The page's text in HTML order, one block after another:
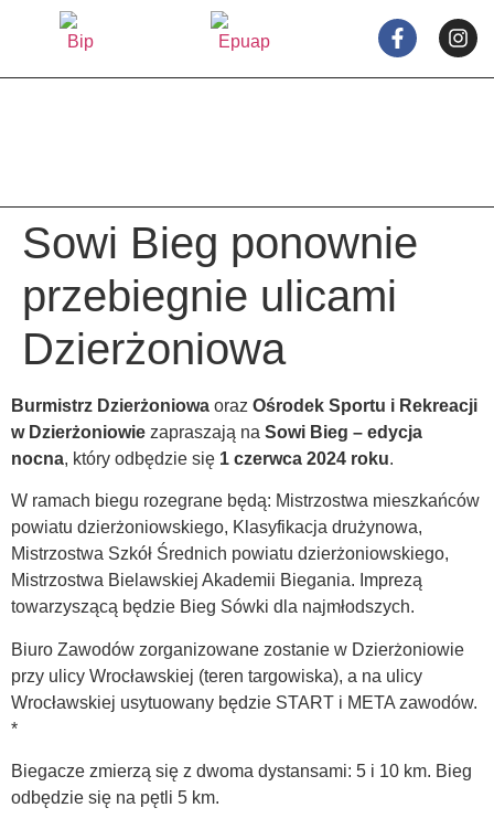
Sowi Bieg ponownie
przebiegnie ulicami
Dzierżoniowa
Burmistrz Dzierżoniowa oraz Ośrodek Sportu i Rekreacji
w Dzierżoniowie zapraszają na Sowi Bieg – edycja
nocna, który odbędzie się 1 czerwca 2024 roku.
W ramach biegu rozegrane będą: Mistrzostwa mieszkańców
powiatu dzierżoniowskiego, Klasyfikacja drużynowa,
Mistrzostwa Szkół Średnich powiatu dzierżoniowskiego,
Mistrzostwa Bielawskiej Akademii Biegania. Imprezą
towarzyszącą będzie Bieg Sówki dla najmłodszych.
Biuro Zawodów zorganizowane zostanie w Dzierżoniowie
przy ulicy Wrocławskiej (teren targowiska), a na ulicy
Wrocławskiej usytuowany będzie START i META zawodów.
*
Biegacze zmierzą się z dwoma dystansami: 5 i 10 km. Bieg
odbędzie się na pętli 5 km.